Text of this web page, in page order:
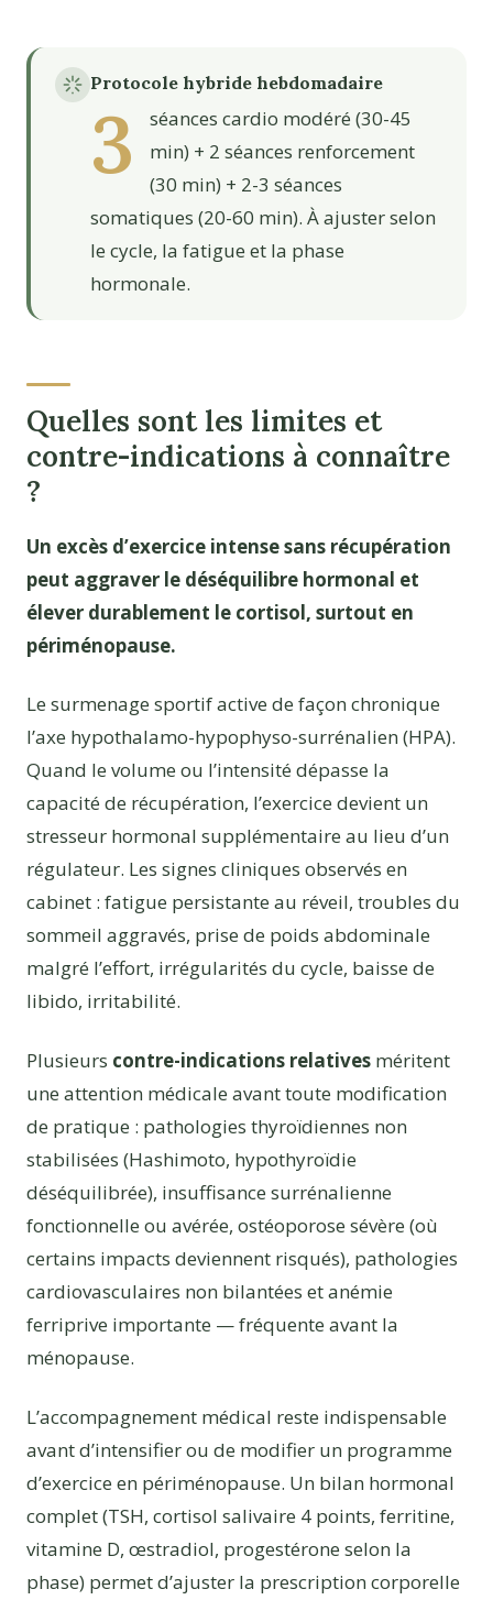
Protocole hybride hebdomadaire
3
séances cardio modéré (30-45
min) + 2 séances renforcement
(30 min) + 2-3 séances
somatiques (20-60 min). À ajuster selon
le cycle, la fatigue et la phase
hormonale.
Quelles sont les limites et
contre-indications à connaître
?
Un excès d’exercice intense sans récupération
peut aggraver le déséquilibre hormonal et
élever durablement le cortisol, surtout en
périménopause.
Le surmenage sportif active de façon chronique
l’axe hypothalamo-hypophyso-surrénalien (HPA).
Quand le volume ou l’intensité dépasse la
capacité de récupération, l’exercice devient un
stresseur hormonal supplémentaire au lieu d’un
régulateur. Les signes cliniques observés en
cabinet : fatigue persistante au réveil, troubles du
sommeil aggravés, prise de poids abdominale
malgré l’effort, irrégularités du cycle, baisse de
libido, irritabilité.
Plusieurs contre-indications relatives méritent
une attention médicale avant toute modification
de pratique : pathologies thyroïdiennes non
stabilisées (Hashimoto, hypothyroïdie
déséquilibrée), insuffisance surrénalienne
fonctionnelle ou avérée, ostéoporose sévère (où
certains impacts deviennent risqués), pathologies
cardiovasculaires non bilantées et anémie
ferriprive importante — fréquente avant la
ménopause.
L’accompagnement médical reste indispensable
avant d’intensifier ou de modifier un programme
d’exercice en périménopause. Un bilan hormonal
complet (TSH, cortisol salivaire 4 points, ferritine,
vitamine D, œstradiol, progestérone selon la
phase) permet d’ajuster la prescription corporelle